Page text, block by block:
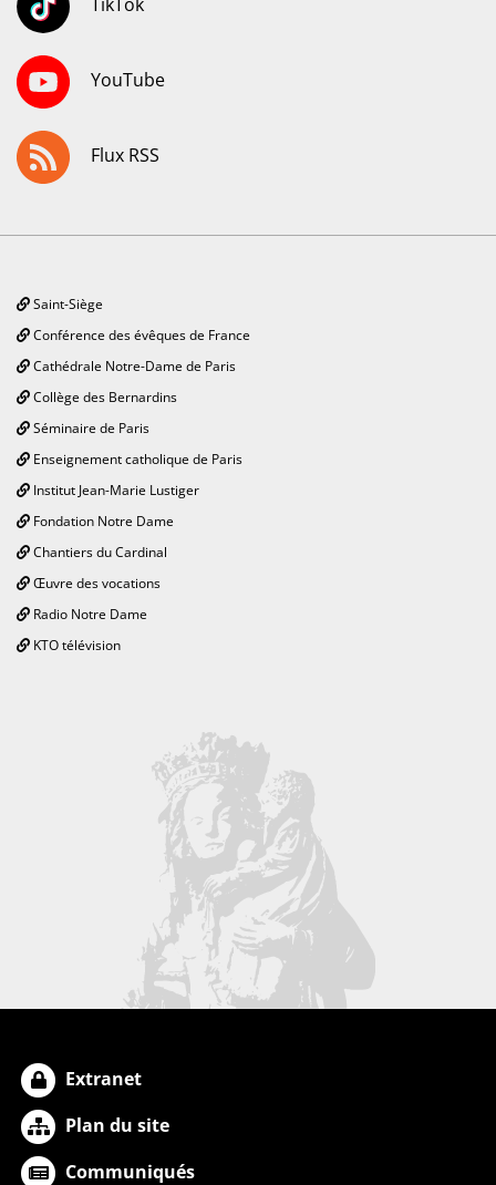
TikTok
YouTube
Flux RSS
Saint-Siège
Conférence des évêques de France
Cathédrale Notre-Dame de Paris
Collège des Bernardins
Séminaire de Paris
Enseignement catholique de Paris
Institut Jean-Marie Lustiger
Fondation Notre Dame
Chantiers du Cardinal
Œuvre des vocations
Radio Notre Dame
KTO télévision
Extranet
Plan du site
Communiqués